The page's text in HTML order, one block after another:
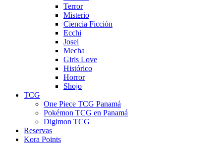
Terror
Misterio
Ciencia Ficción
Ecchi
Josei
Mecha
Girls Love
Histórico
Horror
Shojo
TCG
One Piece TCG Panamá
Pokémon TCG en Panamá
Digimon TCG
Reservas
Kora Points